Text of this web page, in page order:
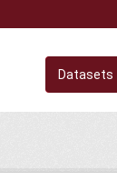
Datasets